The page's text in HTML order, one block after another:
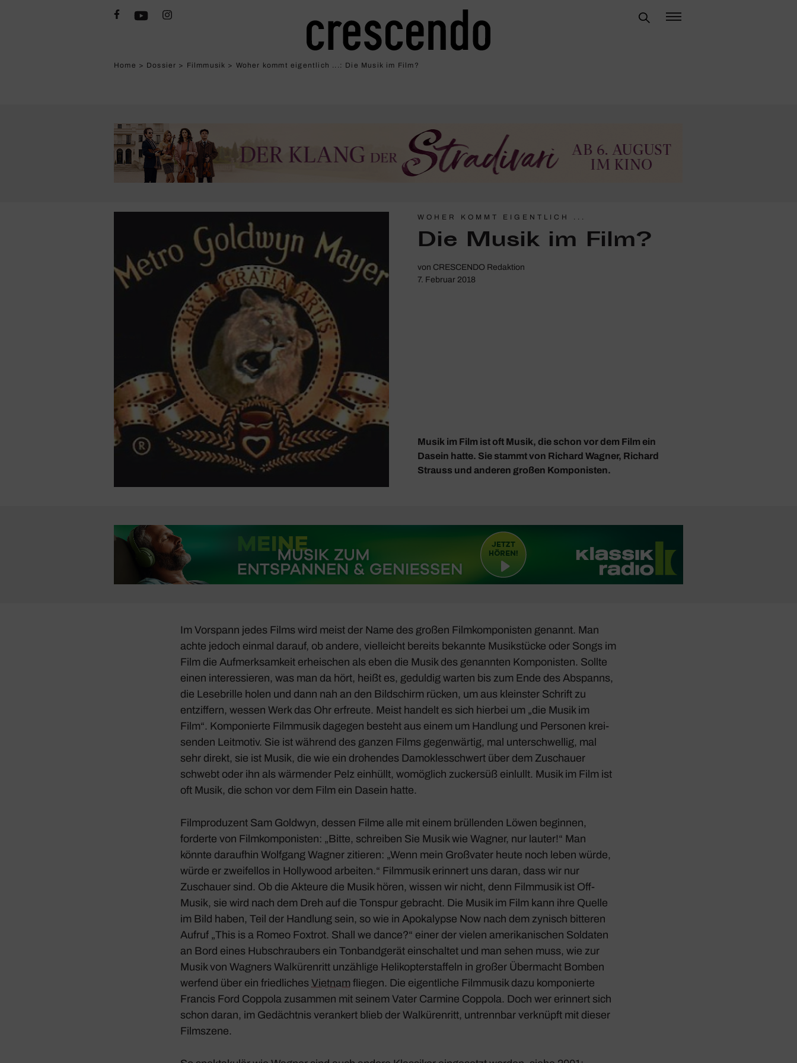
Home > Dossier > Filmmusik > Woher kommt eigentlich ...: Die Musik im Film?
WOHER KOMMT EIGENTLICH ...
Die Musik im Film?
von CRESCENDO Redaktion
7. Februar 2018
Musik im Film ist oft Musik, die schon vor dem Film ein
Dasein hatte. Sie stammt von Richard Wagner, Richard
Strauss und anderen großen Komponisten.
Im Vorspann jedes Films wird meist der Name des großen Film­kom­po­nisten genannt. Man
achte jedoch einmal darauf, ob andere, viel­leicht bereits bekannte Musik­stücke oder Songs im
Film die Aufmerk­sam­keit erhei­schen als eben die Musik des genannten Kompo­nisten. Sollte
einen inter­es­sieren, was man da hört, heißt es, geduldig warten bis zum Ende des Abspanns,
die Lese­brille holen und dann nah an den Bild­schirm rücken, um aus kleinster Schrift zu
entzif­fern, wessen Werk das Ohr erfreute. Meist handelt es sich hierbei um „die Musik im
Film“. Kompo­nierte Film­musik dagegen besteht aus einem um Hand­lung und Personen krei­
senden Leit­motiv. Sie ist während des ganzen Films gegen­wärtig, mal unter­schwellig, mal
sehr direkt, sie ist Musik, die wie ein drohendes Damo­kles­schwert über dem Zuschauer
schwebt oder ihn als wärmender Pelz einhüllt, womög­lich zuckersüß einlullt. Musik im Film ist
oft Musik, die schon vor dem Film ein Dasein hatte.
Film­pro­du­zent Sam Goldwyn, dessen Filme alle mit einem brül­lenden Löwen beginnen,
forderte von Film­kom­po­nisten: „Bitte, schreiben Sie Musik wie Wagner, nur lauter!“ Man
könnte daraufhin Wolf­gang Wagner zitieren: „Wenn mein Groß­vater heute noch leben würde,
würde er zwei­fellos in Holly­wood arbeiten.“ Film­musik erin­nert uns daran, dass wir nur
Zuschauer sind. Ob die Akteure die Musik hören, wissen wir nicht, denn Film­musik ist Off-
Musik, sie wird nach dem Dreh auf die Tonspur gebracht. Die Musik im Film kann ihre Quelle
im Bild haben, Teil der Hand­lung sein, so wie in Apoka­lypse Now nach dem zynisch bitteren
Aufruf „This is a Romeo Foxtrot. Shall we dance?“ einer der vielen ameri­ka­ni­schen Soldaten
an Bord eines Hubschrau­bers ein Tonband­gerät einschaltet und man sehen muss, wie zur
Musik von Wagners Walkü­ren­ritt unzäh­lige Heli­ko­pter­staf­feln in großer Über­macht Bomben
werfend über ein fried­li­ches Vietnam fliegen. Die eigent­liche Film­musik dazu kompo­nierte
Francis Ford Coppola zusammen mit seinem Vater Carmine Coppola. Doch wer erin­nert sich
schon daran, im Gedächtnis veran­kert blieb der Walkü­ren­ritt, untrennbar verknüpft mit dieser
Film­szene.